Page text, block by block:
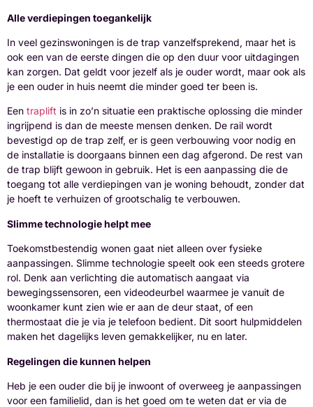
Alle verdiepingen toegankelijk
In veel gezinswoningen is de trap vanzelfsprekend, maar het is
ook een van de eerste dingen die op den duur voor uitdagingen
kan zorgen. Dat geldt voor jezelf als je ouder wordt, maar ook als
je een ouder in huis neemt die minder goed ter been is.
Een traplift is in zo’n situatie een praktische oplossing die minder
ingrijpend is dan de meeste mensen denken. De rail wordt
bevestigd op de trap zelf, er is geen verbouwing voor nodig en
de installatie is doorgaans binnen een dag afgerond. De rest van
de trap blijft gewoon in gebruik. Het is een aanpassing die de
toegang tot alle verdiepingen van je woning behoudt, zonder dat
je hoeft te verhuizen of grootschalig te verbouwen.
Slimme technologie helpt mee
Toekomstbestendig wonen gaat niet alleen over fysieke
aanpassingen. Slimme technologie speelt ook een steeds grotere
rol. Denk aan verlichting die automatisch aangaat via
bewegingssensoren, een videodeurbel waarmee je vanuit de
woonkamer kunt zien wie er aan de deur staat, of een
thermostaat die je via je telefoon bedient. Dit soort hulpmiddelen
maken het dagelijks leven gemakkelijker, nu en later.
Regelingen die kunnen helpen
Heb je een ouder die bij je inwoont of overweeg je aanpassingen
voor een familielid, dan is het goed om te weten dat er via de